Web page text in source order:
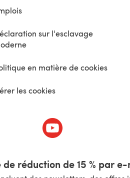
sur l'esclavage
en matière de cookies
les cookies
onglet) (s'ouvre dans un
réduction de 15 % par